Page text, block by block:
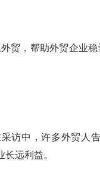
，帮助外贸企业稳
中，许多外贸人告
远利益。